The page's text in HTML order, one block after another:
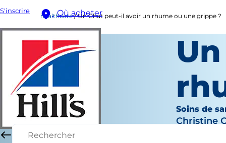
S'inscrire Où acheter
healthcare Un Chat peut-il avoir un rhume ou une grippe ?
Soins de
Christine